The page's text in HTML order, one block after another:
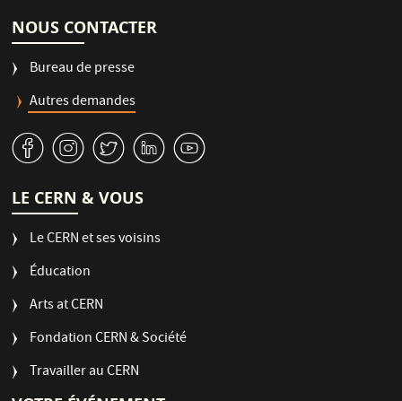
NOUS CONTACTER
Bureau de presse
Autres demandes
v J W M 1
LE CERN & VOUS
Le CERN et ses voisins
Éducation
Arts at CERN
Fondation CERN & Société
Travailler au CERN